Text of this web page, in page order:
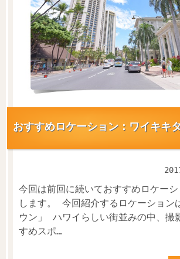
おすすめロケーション：ワイキキ
今回は前回に続いておすすめロケー
します。 今回紹介するロケーション
ウン」 ハワイらしい街並みの中、撮
すめスポ…